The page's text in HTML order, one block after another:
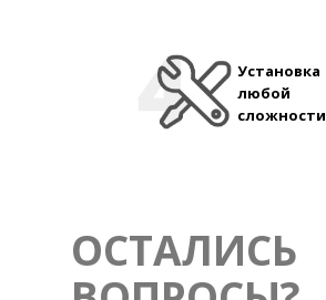
Установка
любой
сложности
ОСТАЛИСЬ